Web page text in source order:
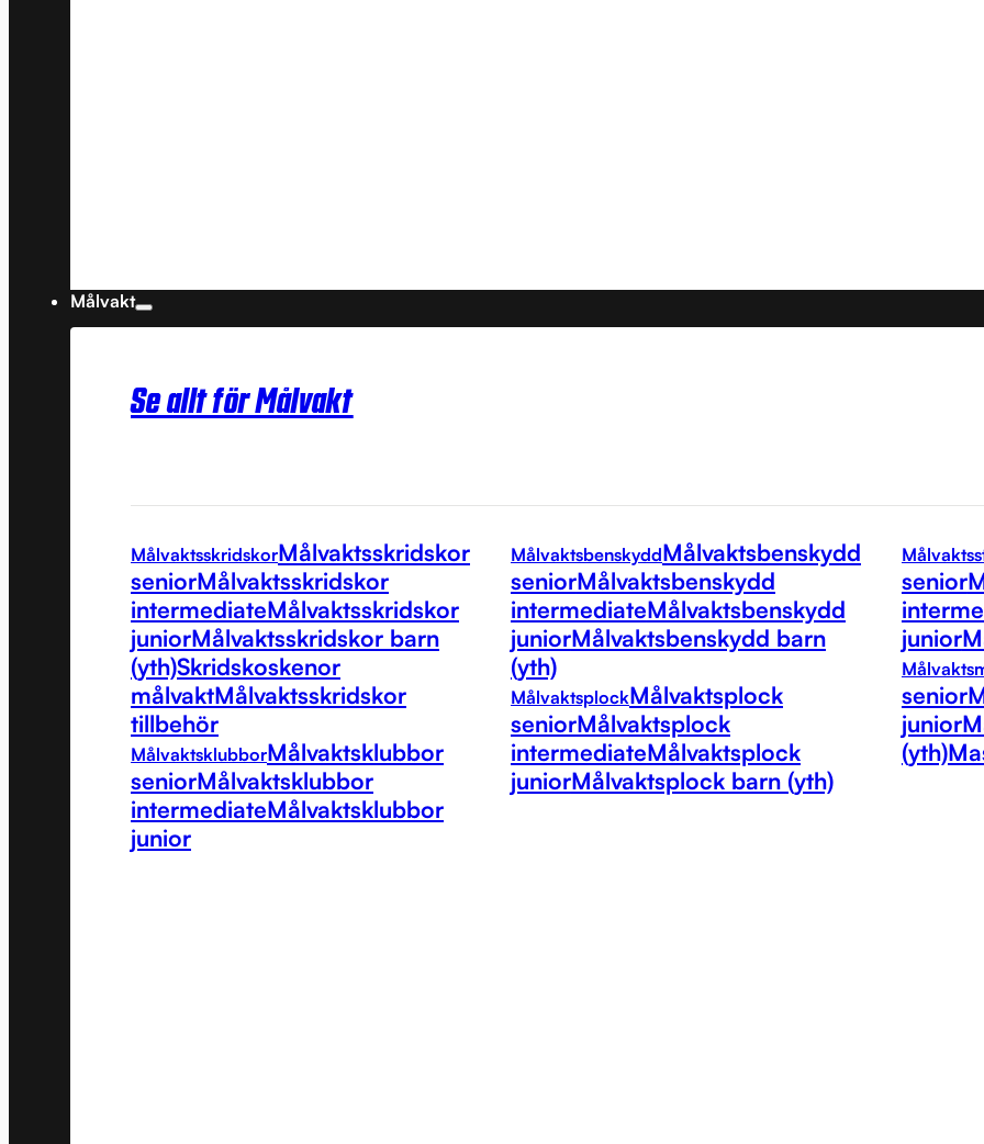
Målvakt
Se allt för Målvakt
MålvaktsskridskorMålvaktsskridskor
seniorMålvaktsskridskor
intermediateMålvaktsskridskor
juniorMålvaktsskridskor barn
(yth)Skridskoskenor
målvaktMålvaktsskridskor
tillbehör
MålvaktsklubborMålvaktsklubbor
seniorMålvaktsklubbor
intermediateMålvaktsklubbor
junior
MålvaktsbenskyddMålvaktsbenskydd
seniorMålvaktsbenskydd
intermediateMålvaktsbenskydd
juniorMålvaktsbenskydd barn
(yth)
MålvaktsplockMålvaktsplock
seniorMålvaktsplock
intermediateMålvaktsplock
juniorMålvaktsplock barn (yth)
senior
junior
senior
junior
(yth)